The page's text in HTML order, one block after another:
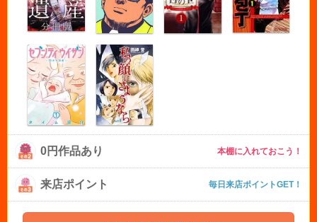
0円作品あり 本棚に入れておこう！
来店ポイント 毎日来店ポイントGET！